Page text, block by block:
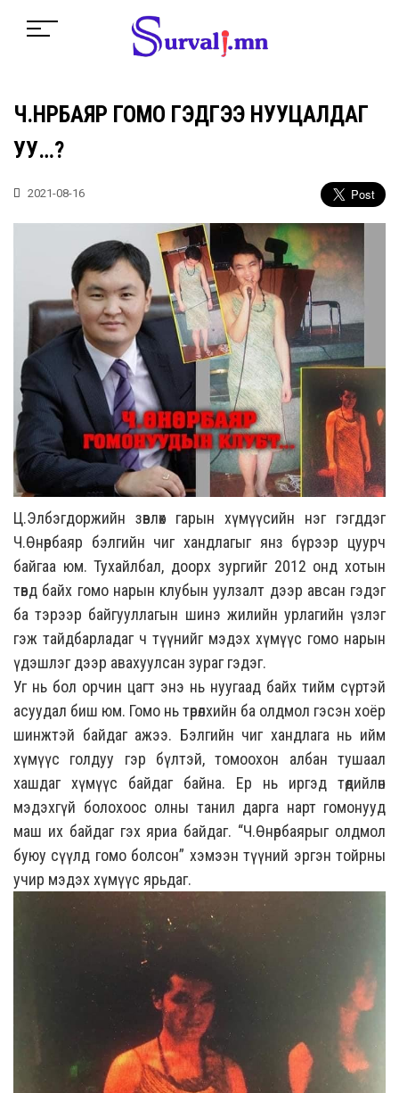
Ч.ӨНӨРБАЯР ГОМО ГЭДГЭЭ НУУЦАЛДАГ
УУ…?
2021-08-16
Ц.Элбэгдоржийн зөвлөх гарын хүмүүсийн нэг гэгддэг
Ч.Өнөрбаяр бэлгийн чиг хандлагыг янз бүрээр цуурч
байгаа юм. Тухайлбал, доорх зургийг 2012 онд хотын
төвд байх гомо нарын клубын уулзалт дээр авсан гэдэг
ба тэрээр байгууллагын шинэ жилийн урлагийн үзлэг
гэж тайдбарладаг ч түүнийг мэдэх хүмүүс гомо нарын
үдэшлэг дээр авахуулсан зураг гэдэг.
Уг нь бол орчин цагт энэ нь нуугаад байх тийм сүртэй
асуудал биш юм. Гомо нь төрөлхийн ба олдмол гэсэн хоёр
шинжтэй байдаг ажээ. Бэлгийн чиг хандлага нь ийм
хүмүүс голдуу гэр бүлтэй, томоохон албан тушаал
хашдаг хүмүүс байдаг байна. Ер нь иргэд төдийлөн
мэдэхгүй болохоос олны танил дарга нарт гомонууд
маш их байдаг гэх яриа байдаг. “Ч.Өнөрбаярыг олдмол
буюу сүүлд гомо болсон” хэмээн түүний эргэн тойрны
учир мэдэх хүмүүс ярьдаг.